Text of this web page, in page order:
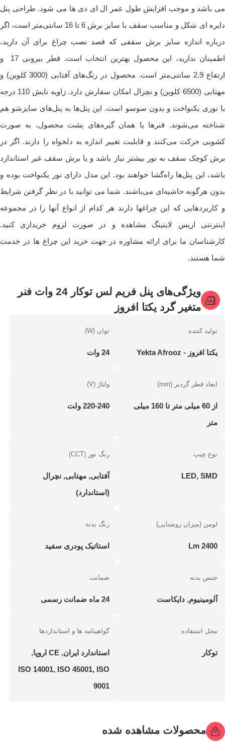
می‌ باشد و موجب افزایش طول عمر ال ای دی ها می شود. طراحی پنل
دایره‌ ای شکل و مناسب سقف با سایز برش 6 تا 16 سانتی‌متر است، اگر
درباره اندازه سایز برش سقفی که قصد نصب چراغ برای آن دارید،
اطمینان ندارید، این محصول بهترین انتخاب است. قطر بیرونی 17 و
ارتفاع 2.9 سانتی‌متر است. محصول در رنگ‌های آفتابی (3000 کلوین) و
مهتابی (6500 کلوین) و نچرال امکان سفارش دارد. زاویه تابش 110 درجه
با نوری یکنواخت و بدون سوسو است. این پنل‌ها به پنل‌های سایزشو هم
شناخته می‌شوند. فنرها یا همان گیره‌های پشت محصول، به صورت
کشویی حرکت می‌کنند و قابلیت تغییر اندازه به دلخواه را دارند. اگر در
برش کوچک سقف به نور بیشتر نیاز باشد و یا برش سقف غیر استاندارد
باشد، این پنل‌ها راه‌گشا خواهند بود. این مدل دارای نور یکنواخت بوده و
بدون هرگونه حاشیه‌ای می‌باشند. شما می توانید با در نظر گرفتن شرایط
و کاربردهایی که این چراغها دارند هر کدام از انواع آنها را در مجموعه
اینترنتی اریس لایتینگ مشاهده و در صورت لزوم خریداری کنید.
کارشناسان ما برای ارائه مشاوره در جهت خرید این چراغ ها در خدمت
شما هستند.
ویژگی‌های ‌پنل فریم لس توکار 24 وات فنر
متغیر گرد یکتا افروز
تولید کننده
یکتا افروز - Yekta Afrooz
توان (W)
24 وات
ابعاد قطر گردبر (mm)
از 60 میلی متر تا 160 میلی
متر
ولتاژ (V)
220-240 ولت
نوع چیپ
LED, SMD
رنگ نور (CCT)
آفتابی, مهتابی, نچرال
(استاندارد)
لومن (میزان روشنایی)
2400 Lm
رنگ بدنه
استاتیک پودری سفید
جنس بدنه
آلومینیوم, دایکاست
ضمانت
24 ماه ضمانت رسمی
محل استفاده
توکار
گواهینامه ها و استانداردها
استاندارد ایران, CE اروپا,
ISO 14001, ISO 45001, ISO
9001
محصولات مشاهده شده